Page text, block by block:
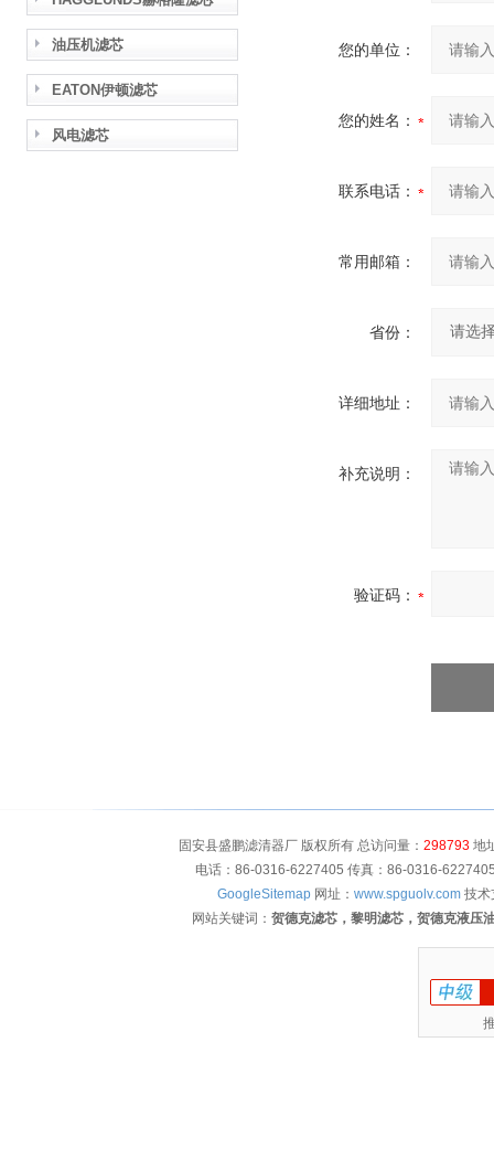
油压机滤芯
EATON伊顿滤芯
风电滤芯
您的单位：
您的姓名：
联系电话：
常用邮箱：
省份：
详细地址：
补充说明：
验证码：
固安县盛鹏滤清器厂 版权所有 总访问量： 298793地
电话：86-0316-6227405 传真：86-0316-
GoogleSitemap 网址： www.spguolv.com 技术
网站关键词： 贺德克滤芯，黎明滤芯，贺德克液压